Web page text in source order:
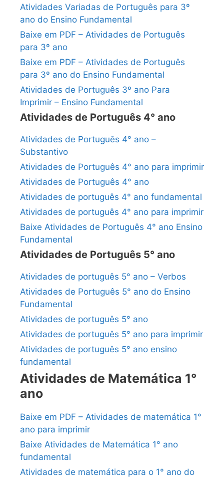
Atividades Variadas de Português para 3º
ano do Ensino Fundamental
Baixe em PDF – Atividades de Português
para 3º ano
Baixe em PDF – Atividades de Português
para 3º ano do Ensino Fundamental
Atividades de Português 3º ano Para
Imprimir – Ensino Fundamental
Atividades de Português 4° ano
Atividades de Português 4° ano –
Substantivo
Atividades de Português 4° ano para imprimir
Atividades de Português 4° ano
Atividades de português 4° ano fundamental
Atividades de português 4° ano para imprimir
Baixe Atividades de Português 4° ano Ensino
Fundamental
Atividades de Português 5° ano
Atividades de português 5° ano – Verbos
Atividades de Português 5° ano do Ensino
Fundamental
Atividades de português 5° ano
Atividades de português 5° ano para imprimir
Atividades de português 5° ano ensino
fundamental
Atividades de Matemática 1°
ano
Baixe em PDF – Atividades de matemática 1°
ano para imprimir
Baixe Atividades de Matemática 1° ano
fundamental
Atividades de matemática para o 1° ano do